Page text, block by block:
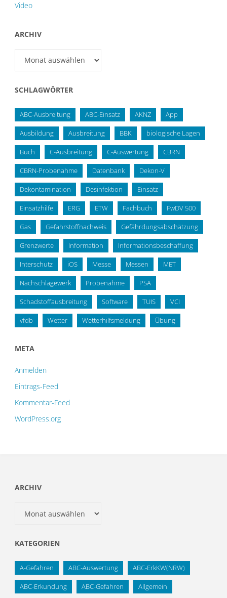
Video
ARCHIV
SCHLAGWÖRTER
ABC-Ausbreitung ABC-Einsatz AKNZ App
Ausbildung Ausbreitung BBK biologische Lagen
Buch C-Ausbreitung C-Auswertung CBRN
CBRN-Probenahme Datenbank Dekon-V
Dekontamination Desinfektion Einsatz
Einsatzhilfe ERG ETW Fachbuch FwDV 500
Gas Gefahrstoffnachweis Gefährdungsabschätzung
Grenzwerte Information Informationsbeschaffung
Interschutz iOS Messe Messen MET
Nachschlagewerk Probenahme PSA
Schadstoffausbreitung Software TUIS VCI
vfdb Wetter Wetterhilfsmeldung Übung
META
Anmelden
Eintrags-Feed
Kommentar-Feed
WordPress.org
ARCHIV
KATEGORIEN
A-Gefahren ABC-Auswertung ABC-ErkKW(NRW)
ABC-Erkundung ABC-Gefahren Allgemein